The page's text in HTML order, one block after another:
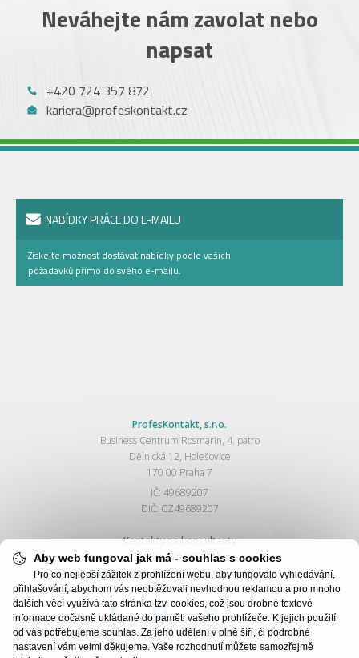
Neváhejte nám zavolat nebo
napsat
+420 724 357 872
kariera@profeskontakt.cz
NABÍDKY PRÁCE DO E-MAILU
Získejte možnost dostávat nabídky podle vašich
požadavků přímo do svého e-mailu.
ProfesKontakt, s.r.o.
Business Centrum Rosmarin, 4. patro
Dělnická 12, Holešovice
170 00 Praha 7
IČ: 49689207
DIČ: CZ49689207
Kontakty na konzultanty
+420 724 357 872
www.profeskontakt.czNastavení cookies
Aby web fungoval jak má - souhlas s cookies
Pro co nejlepší zážitek z prohlížení webu, aby fungovalo vyhledávání,
přihlašování, abychom vás neobtěžovali nevhodnou reklamou a pro mnoho
dalších věcí využívá tato stránka tzv. cookies, což jsou drobné textové
informace dočasně ukládané do paměti vašeho prohlížeče. K jejich použití
od vás potřebujeme souhlas. Za jeho udělení v plné šíři, či podrobné
nastavení vám velmi děkujeme. Vaše rozhodnutí můžete samozřejmě